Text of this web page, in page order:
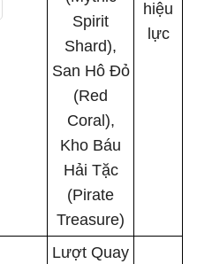
Spirit
Shard),
San Hô Đỏ
(Red
Coral),
Kho Báu
Hải Tặc
(Pirate
Treasure)
hiệu
lực
Lượt Quay